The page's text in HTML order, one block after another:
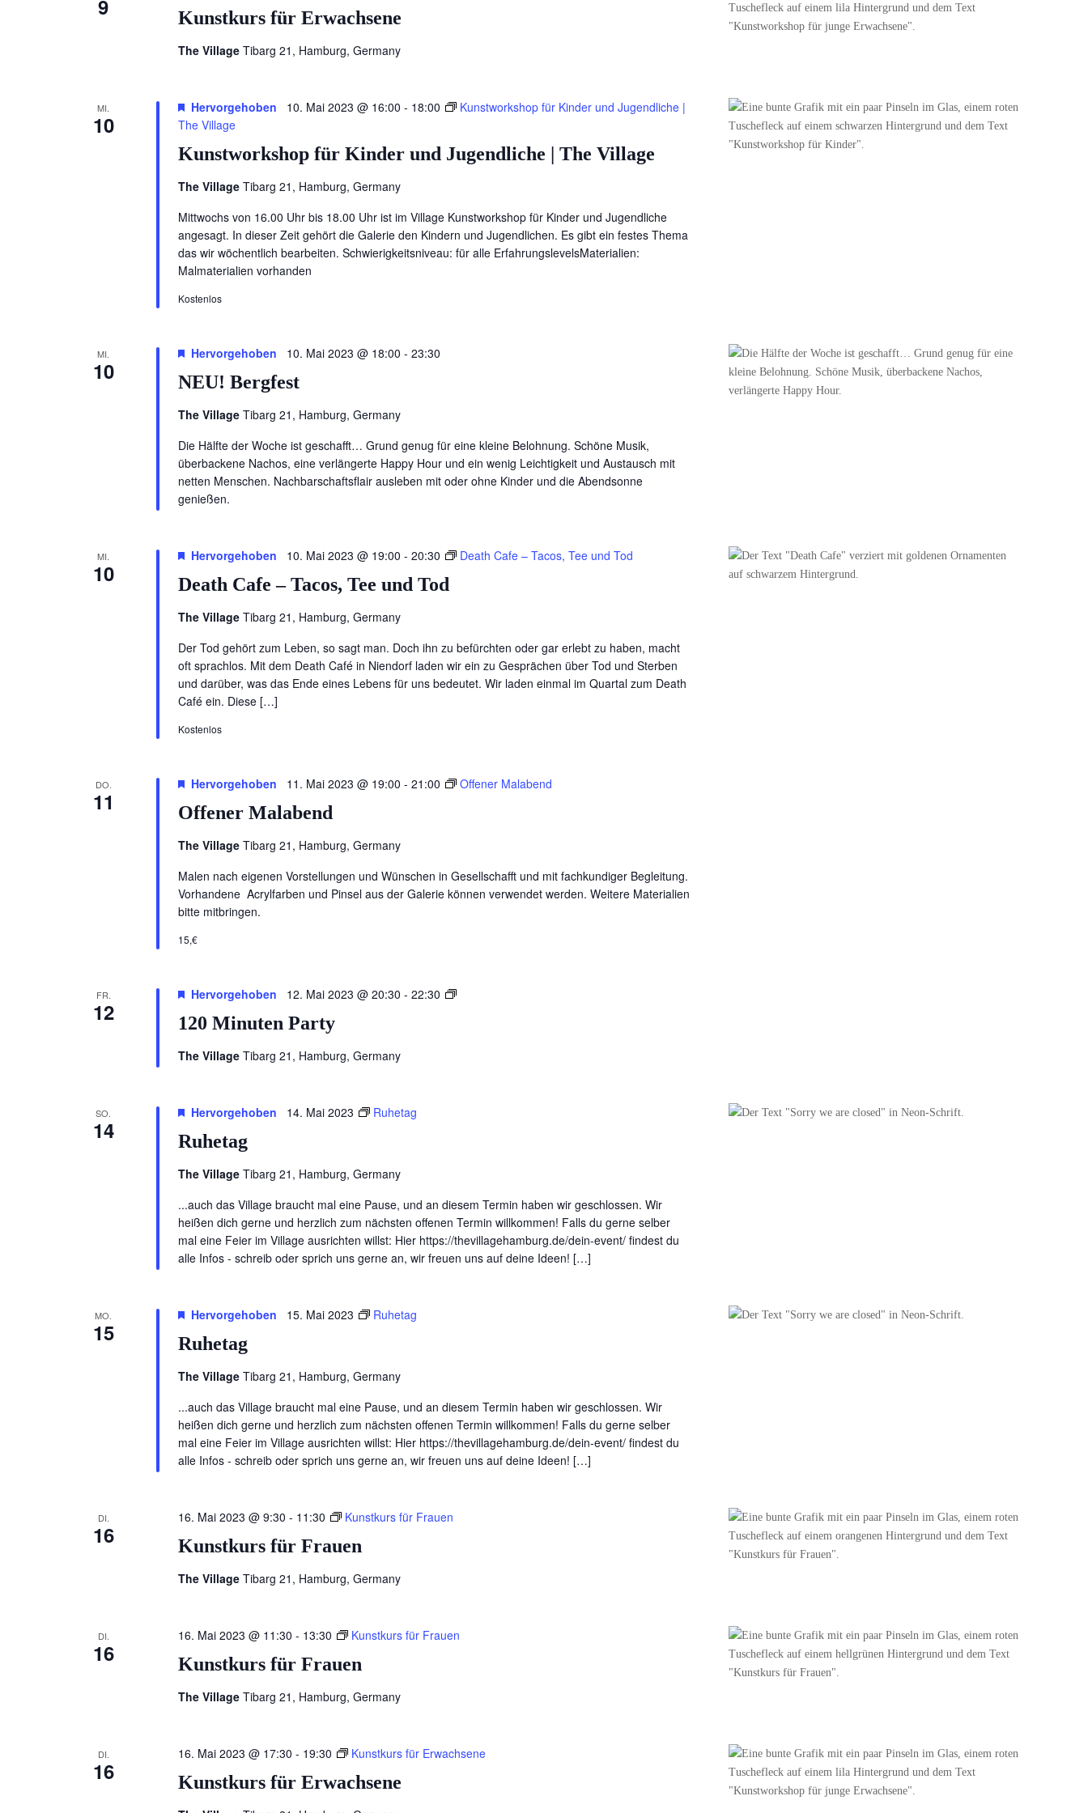
9 Kunstkurs für Erwachsene
The Village Tibarg 21, Hamburg, Germany
MI.
10
Kunstworkshop für Kinder und Jugendliche | The Village
Hervorgehoben 10. Mai 2023 @ 16:00 - 18:00
Kunstworkshop für Kinder und Jugendliche |
The Village
The Village Tibarg 21, Hamburg, Germany
Mittwochs von 16.00 Uhr bis 18.00 Uhr ist im Village Kunstworkshop für Kinder und Jugendliche
angesagt. In dieser Zeit gehört die Galerie den Kindern und Jugendlichen. Es gibt ein festes Thema
das wir wöchentlich bearbeiten. Schwierigkeitsniveau: für alle ErfahrungslevelsMaterialien:
Malmaterialien vorhanden
Kostenlos
MI.
10 NEU! Bergfest
Hervorgehoben 10. Mai 2023 @ 18:00 - 23:30
The Village Tibarg 21, Hamburg, Germany
Die Hälfte der Woche ist geschafft… Grund genug für eine kleine Belohnung. Schöne Musik,
überbackene Nachos, eine verlängerte Happy Hour und ein wenig Leichtigkeit und Austausch mit
netten Menschen. Nachbarschaftsflair ausleben mit oder ohne Kinder und die Abendsonne
genießen.
MI.
10 Death Cafe – Tacos, Tee und Tod
Hervorgehoben 10. Mai 2023 @ 19:00 - 20:30 Death Cafe – Tacos, Tee und Tod
The Village Tibarg 21, Hamburg, Germany
Der Tod gehört zum Leben, so sagt man. Doch ihn zu befürchten oder gar erlebt zu haben, macht
oft sprachlos. Mit dem Death Café in Niendorf laden wir ein zu Gesprächen über Tod und Sterben
und darüber, was das Ende eines Lebens für uns bedeutet. Wir laden einmal im Quartal zum Death
Café ein. Diese […]
Kostenlos
DO.
11 Offener Malabend
Hervorgehoben 11. Mai 2023 @ 19:00 - 21:00 Offener Malabend
The Village Tibarg 21, Hamburg, Germany
Malen nach eigenen Vorstellungen und Wünschen in Gesellschafft und mit fachkundiger Begleitung.
Vorhandene Acrylfarben und Pinsel aus der Galerie können verwendet werden. Weitere Materialien
bitte mitbringen.
15,€
FR.
12 120 Minuten Party
Hervorgehoben 12. Mai 2023 @ 20:30 - 22:30
120
The Village Tibarg 21, Hamburg, Germany
SO.
14 Ruhetag
Hervorgehoben 14. Mai 2023 Ruhetag
The Village Tibarg 21, Hamburg, Germany
...auch das Village braucht mal eine Pause, und an diesem Termin haben wir geschlossen. Wir
heißen dich gerne und herzlich zum nächsten offenen Termin willkommen! Falls du gerne selber
mal eine Feier im Village ausrichten willst: Hier https://thevillagehamburg.de/dein-event/ findest du
alle Infos - schreib oder sprich uns gerne an, wir freuen uns auf deine Ideen! […]
MO.
15 Ruhetag
Hervorgehoben 15. Mai 2023 Ruhetag
The Village Tibarg 21, Hamburg, Germany
...auch das Village braucht mal eine Pause, und an diesem Termin haben wir geschlossen. Wir
heißen dich gerne und herzlich zum nächsten offenen Termin willkommen! Falls du gerne selber
mal eine Feier im Village ausrichten willst: Hier https://thevillagehamburg.de/dein-event/ findest du
alle Infos - schreib oder sprich uns gerne an, wir freuen uns auf deine Ideen! […]
DI.
16 Kunstkurs für Frauen
16. Mai 2023 @ 9:30 - 11:30 Kunstkurs für Frauen
The Village Tibarg 21, Hamburg, Germany
DI.
16 Kunstkurs für Frauen
16. Mai 2023 @ 11:30 - 13:30 Kunstkurs für Frauen
The Village Tibarg 21, Hamburg, Germany
DI.
16 Kunstkurs für Erwachsene
16. Mai 2023 @ 17:30 - 19:30 Kunstkurs für Erwachsene